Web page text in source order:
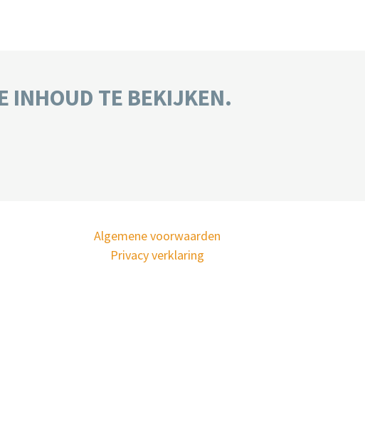
INHOUD TE BEKIJKEN.
Algemene voorwaarden
Privacy verklaring